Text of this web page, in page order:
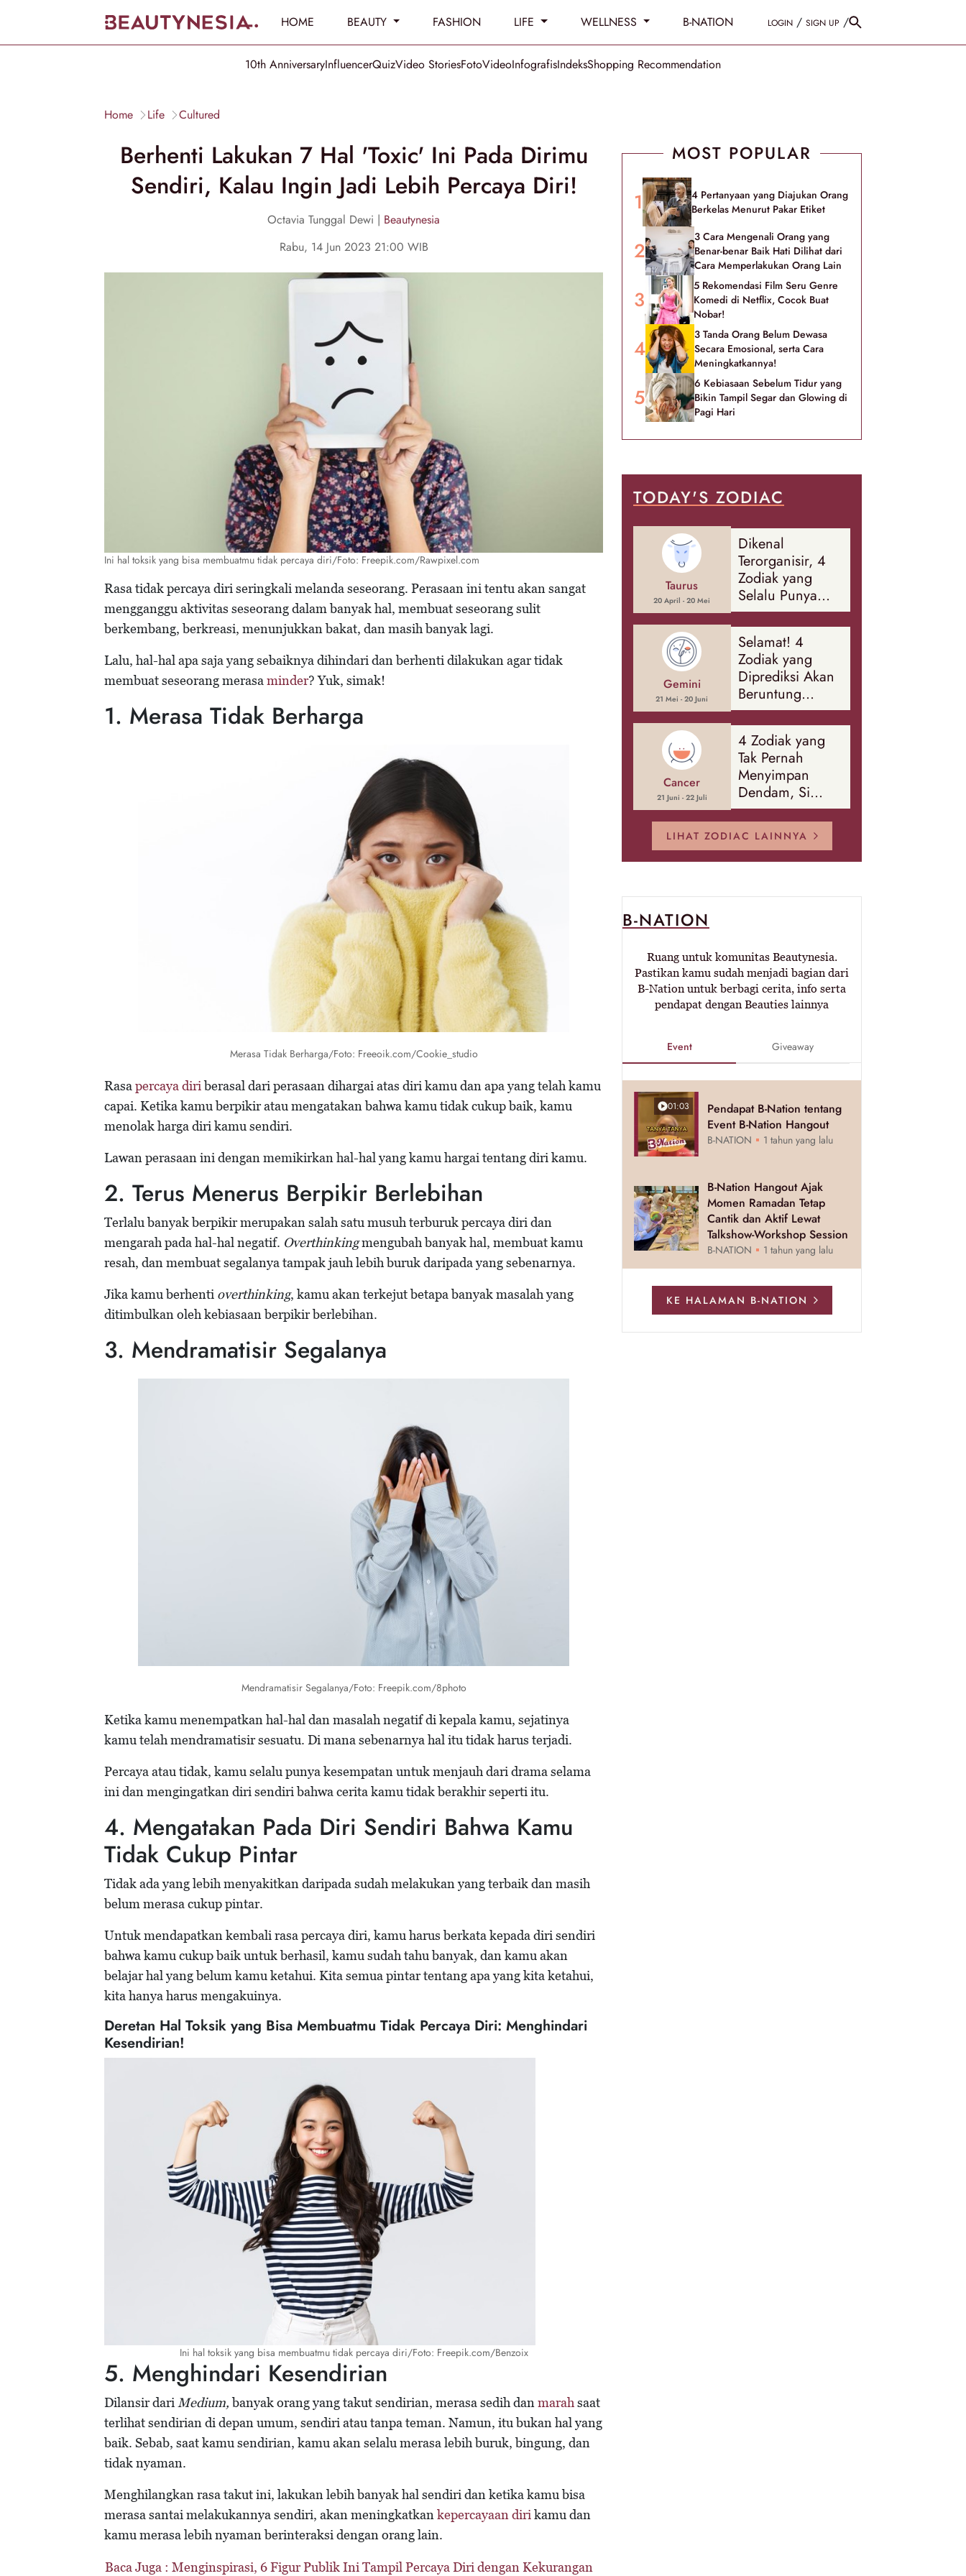
HOME BEAUTY FASHION LIFE WELLNESS B-NATION LOGIN / SIGN UP /
10th AnniversaryInfluencerQuizVideo StoriesFotoVideoInfografisIndeksShopping Recommendation
Home Life Cultured
Berhenti Lakukan 7 Hal 'Toxic' Ini Pada Dirimu
Sendiri, Kalau Ingin Jadi Lebih Percaya Diri!
Octavia Tunggal Dewi | Beautynesia
Rabu, 14 Jun 2023 21:00 WIB
Ini hal toksik yang bisa membuatmu tidak percaya diri/Foto: Freepik.com/Rawpixel.com
Rasa tidak percaya diri seringkali melanda seseorang. Perasaan ini tentu akan sangat
mengganggu aktivitas seseorang dalam banyak hal, membuat seseorang sulit
berkembang, berkreasi, menunjukkan bakat, dan masih banyak lagi.
Lalu, hal-hal apa saja yang sebaiknya dihindari dan berhenti dilakukan agar tidak
membuat seseorang merasaminder? Yuk, simak!
1. Merasa Tidak Berharga
Merasa Tidak Berharga/Foto: Freeoik.com/Cookie_studio
Rasapercaya diriberasal dari perasaan dihargai atas diri kamu dan apa yang telah kamu
capai. Ketika kamu berpikir atau mengatakan bahwa kamu tidak cukup baik, kamu
menolak harga diri kamu sendiri.
Lawan perasaan ini dengan memikirkan hal-hal yang kamu hargai tentang diri kamu.
2. Terus Menerus Berpikir Berlebihan
Terlalu banyak berpikir merupakan salah satu musuh terburuk percaya diri dan
mengarah pada hal-hal negatif. Overthinkingmengubah banyak hal, membuat kamu
resah, dan membuat segalanya tampak jauh lebih buruk daripada yang sebenarnya.
Jika kamu berhenti overthinking, kamu akan terkejut betapa banyak masalah yang
ditimbulkan oleh kebiasaan berpikir berlebihan.
3. Mendramatisir Segalanya
Mendramatisir Segalanya/Foto: Freepik.com/8photo
Ketika kamu menempatkan hal-hal dan masalah negatif di kepala kamu, sejatinya
kamu telah mendramatisir sesuatu. Di mana sebenarnya hal itu tidak harus terjadi.
Percaya atau tidak, kamu selalu punya kesempatan untuk menjauh dari drama selama
ini dan mengingatkan diri sendiri bahwa cerita kamu tidak berakhir seperti itu.
4. Mengatakan Pada Diri Sendiri Bahwa Kamu
Tidak Cukup Pintar
Tidak ada yang lebih menyakitkan daripada sudah melakukan yang terbaik dan masih
belum merasa cukup pintar.
Untuk mendapatkan kembali rasa percaya diri, kamu harus berkata kepada diri sendiri
bahwa kamu cukup baik untuk berhasil, kamu sudah tahu banyak, dan kamu akan
belajar hal yang belum kamu ketahui. Kita semua pintar tentang apa yang kita ketahui,
kita hanya harus mengakuinya.
Deretan Hal Toksik yang Bisa Membuatmu Tidak Percaya Diri: Menghindari
Kesendirian!
Ini hal toksik yang bisa membuatmu tidak percaya diri/Foto: Freepik.com/Benzoix
5. Menghindari Kesendirian
Dilansir dariMedium,banyak orang yang takut sendirian, merasa sedih danmarahsaat
terlihat sendirian di depan umum, sendiri atau tanpa teman. Namun, itu bukan hal yang
baik. Sebab, saat kamu sendirian, kamu akan selalu merasa lebih buruk, bingung, dan
tidak nyaman.
Menghilangkan rasa takut ini, lakukan lebih banyak hal sendiri dan ketika kamu bisa
merasa santai melakukannya sendiri, akan meningkatkankepercayaan dirikamu dan
kamu merasa lebih nyaman berinteraksi dengan orang lain.
Baca Juga : Menginspirasi, 6 Figur Publik Ini Tampil Percaya Diri dengan Kekurangan
MOST POPULAR
4 Pertanyaan yang Diajukan Orang
Berkelas Menurut Pakar Etiket
3 Cara Mengenali Orang yang
Benar-benar Baik Hati Dilihat dari
Cara Memperlakukan Orang Lain
5 Rekomendasi Film Seru Genre
Komedi di Netflix, Cocok Buat
Nobar!
3 Tanda Orang Belum Dewasa
Secara Emosional, serta Cara
Meningkatkannya!
6 Kebiasaan Sebelum Tidur yang
Bikin Tampil Segar dan Glowing di
Pagi Hari
TODAY'S ZODIAC
Taurus
20 April - 20 Mei
Dikenal
Terorganisir, 4
Zodiak yang
Selalu Punya
Rencana
Cadangan Soal
Banyak Hal
Gemini
21 Mei - 20 Juni
Selamat! 4
Zodiak yang
Diprediksi Akan
Beruntung
Sepanjang
Agustus 2026
Cancer
21 Juni - 22 Juli
4 Zodiak yang
Tak Pernah
Menyimpan
Dendam, Si
Paling Mudah
Memaafkan!
LIHAT ZODIAC LAINNYA
B-NATION
Ruang untuk komunitas Beautynesia.
Pastikan kamu sudah menjadi bagian dari
B-Nation untuk berbagi cerita, info serta
pendapat dengan Beauties lainnya
Event Giveaway
01:03
Pendapat B-Nation tentang
Event B-Nation Hangout
B-NATION 1 tahun yang lalu
B-Nation Hangout Ajak
Momen Ramadan Tetap
Cantik dan Aktif Lewat
Talkshow-Workshop Session
B-NATION 1 tahun yang lalu
KE HALAMAN B-NATION